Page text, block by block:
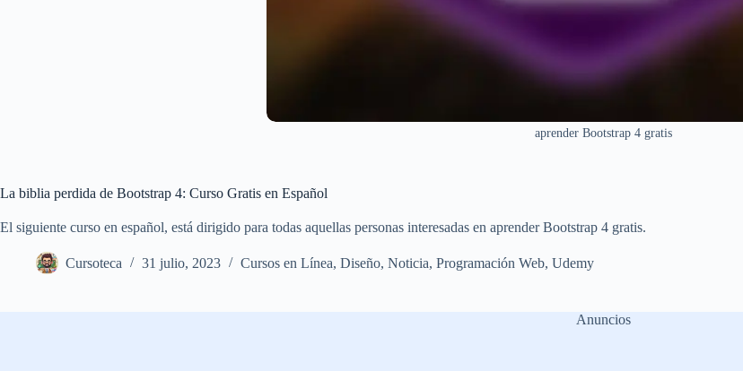
aprender Bootstrap 4 gratis
La biblia perdida de Bootstrap 4: Curso Gratis en Español
El siguiente curso en español, está dirigido para todas aquellas personas interesadas en aprender Bootstrap 4 gratis.
Cursoteca 31 julio, 2023 Cursos en Línea, Diseño, Noticia, Programación Web, Udemy
Anuncios